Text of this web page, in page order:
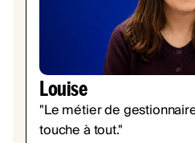
Louise
"Le métier de
touche à tout."